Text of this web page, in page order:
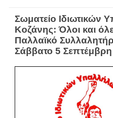
Σωματείο Ιδιωτικών
Κοζάνης: Όλοι και
Παλλαϊκό
Σάββατο 5 Σεπτέμβρη